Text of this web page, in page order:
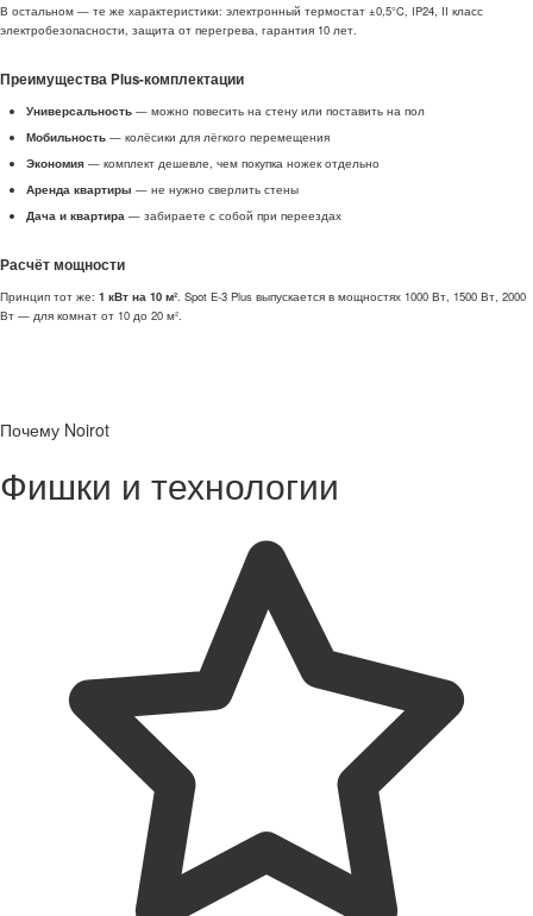
В остальном — те же характеристики: электронный термостат ±0,5°C, IP24, II класс
электробезопасности, защита от перегрева, гарантия 10 лет.
Преимущества Plus-комплектации
Универсальность — можно повесить на стену или поставить на пол
Мобильность — колёсики для лёгкого перемещения
Экономия — комплект дешевле, чем покупка ножек отдельно
Аренда квартиры — не нужно сверлить стены
Дача и квартира — забираете с собой при переездах
Расчёт мощности
Принцип тот же: 1 кВт на 10 м² . Spot E-3 Plus выпускается в мощностях 1000 Вт, 1500 Вт, 2000
Вт — для комнат от 10 до 20 м².
Почему Noirot
Фишки и технологии